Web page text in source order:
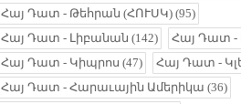
Հայ Դատ - Թեհրան (ՀՈՒՍԿ) (95)
Հայ Դատ - Լիբանան (142) Հայ Դատ -
Հայ Դատ - Կիպրոս (47) Հայ Դատ -
Հայ Դատ - Հարաւային Ամերիկա (36)